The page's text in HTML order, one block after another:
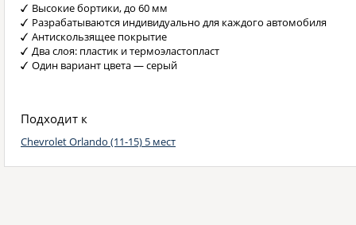
Высокие бортики, до 60 мм
Разрабатываются индивидуально для каждого автомобиля
Антискользящее покрытие
Два слоя: пластик и термоэластопласт
Один вариант цвета — серый
Подходит к
Chevrolet Orlando (11-15) 5 мест